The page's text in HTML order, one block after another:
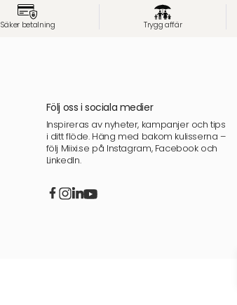
Säker betalning Trygg affär
Följ oss i sociala medier
Inspireras av nyheter, kampanjer och tips
i ditt flöde. Häng med bakom kulisserna –
följ Miixi.se på Instagram, Facebook och
LinkedIn.